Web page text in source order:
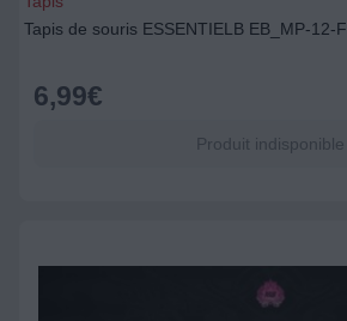
Tapis de souris ESSENTIELB EB_MP-12-F
6,99€
Produit indisponible